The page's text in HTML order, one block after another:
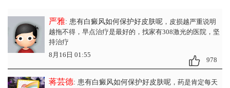
严雅: 患有白癜风如何保护好皮肤呢，皮损越严重说明
越拖不得，早点治疗是最好的，找家有308激光的医院，坚
持治疗
8月16日 01:55
978
蒋芸德: 患有白癜风如何保护好皮肤呢，药是肯定每天